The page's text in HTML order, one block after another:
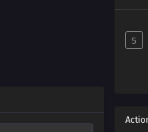
5